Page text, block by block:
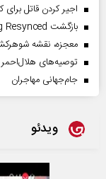
اجیر کردن قاتل
بازگشت Black Flag Resynced خبری جذاب برای دوستداران بازی
معجزه، نقشه
توصیه‌های هلال‌احمر
جام‌جهانی مهاجران
ویدئو